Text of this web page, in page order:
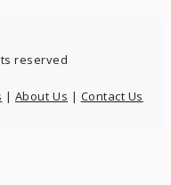
reserved
| About Us | Contact Us